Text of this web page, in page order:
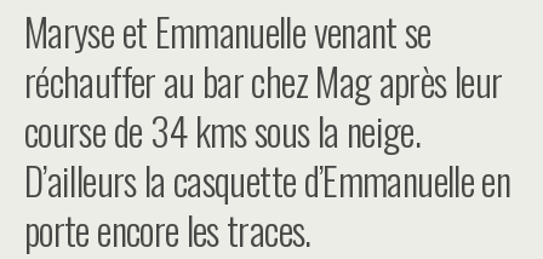
Maryse et Emmanuelle venant se
réchauffer au bar chez Mag après leur
course de 34 kms sous la neige.
D’ailleurs la casquette d’Emmanuelle en
porte encore les traces.